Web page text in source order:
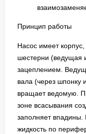
Принцип работы
Насос имеет
шестерни (ведущая
зацеплением.
вала (через шпонку
вращает ведомую.
зоне всасывания
заполняет
жидкость по